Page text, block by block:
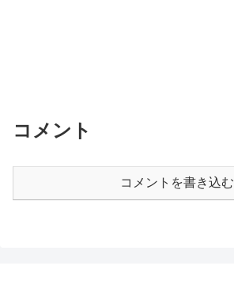
コメント
コメントを書き込む